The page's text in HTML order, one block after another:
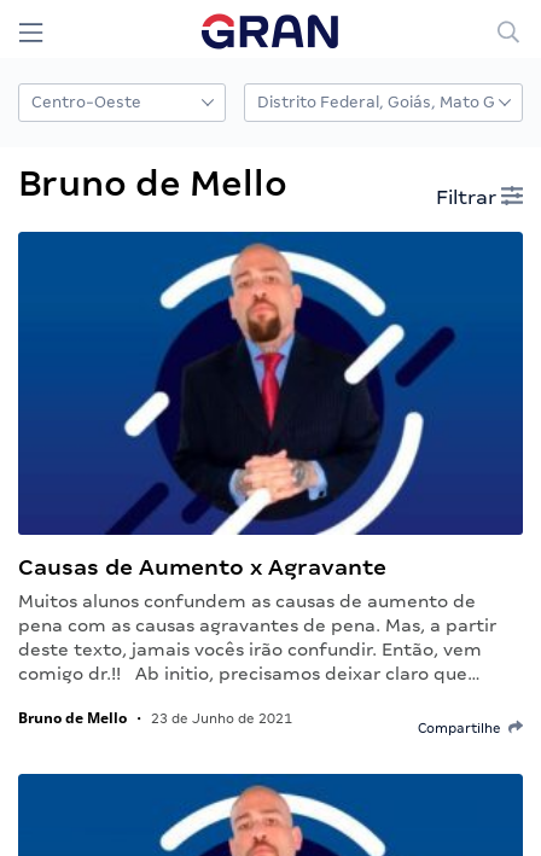
Bruno de Mello Filtrar
Causas de Aumento x Agravante
Muitos alunos confundem as causas de aumento de
pena com as causas agravantes de pena. Mas, a partir
deste texto, jamais vocês irão confundir. Então, vem
comigo dr.!! Ab initio, precisamos deixar claro que…
Bruno de Mello • 23 de Junho de 2021
Compartilhe